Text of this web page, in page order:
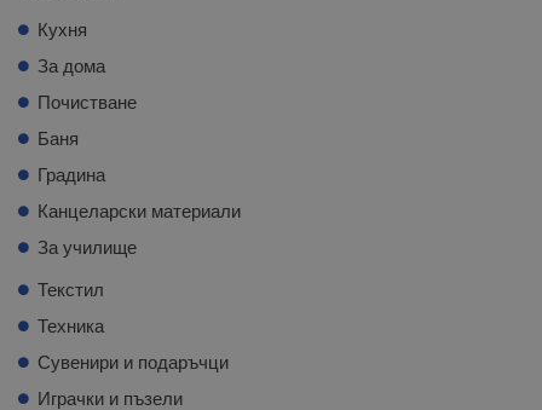
Кухня
За дома
Почистване
Баня
Градина
Канцеларски материали
За училище
Текстил
Техника
Сувенири и подаръчци
Играчки и пъзели